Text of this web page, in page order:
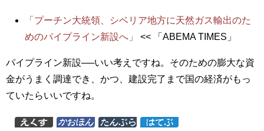
「プーチン大統領、シベリア地方に天然ガス輸出のた
めのパイプライン新設へ」
<< 「ABEMA TIMES」
パイプライン新設──いい考えですね。そのための膨大な資
金がうまく調達でき、かつ、建設完了まで国の経済がもっ
ていたらいいですね。